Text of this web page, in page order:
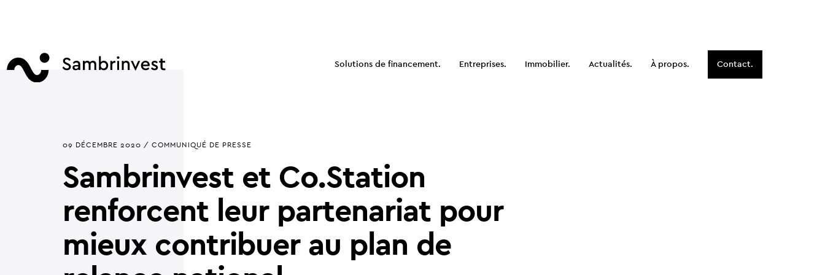
Solutions de financement. Entreprises. Immobilier. Actualités. À propos. Contact.
09 DÉCEMBRE 2020 / COMMUNIQUÉ DE PRESSE
Sambrinvest et Co.Station
renforcent leur partenariat pour
mieux contribuer au plan de